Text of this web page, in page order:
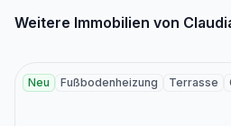
Weitere Immobilien von
Neu Fußbodenheizung Terrasse